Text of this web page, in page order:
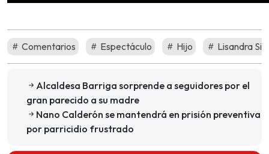
Comentarios Espectáculo Hijo Lisandra
Alcaldesa Barriga sorprende a seguidores por el
gran parecido a su madre
Nano Calderón se mantendrá en prisión preventiva
por parricidio frustrado